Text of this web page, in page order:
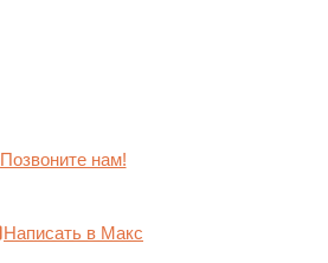
Позвоните нам!
Написать в Макс